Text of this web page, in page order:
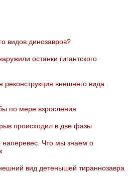
видов динозавров?
останки гигантского
реконструкция внешнего вида
по мере взросления
происходил в две фазы
наперевес. Что мы знаем о
вид детенышей тираннозавра